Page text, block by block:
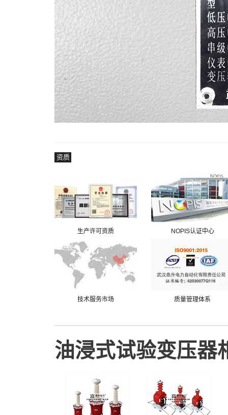
资质
生产许可资质 NOPIS认证中心
技术服务市场 质量管理体系
油浸式试验变压器